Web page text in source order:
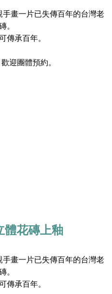
畫一片已失傳百年的台灣老
。
傳承百年。
迎團體預約。
體花磚上釉
畫一片已失傳百年的台灣老
。
傳承百年。